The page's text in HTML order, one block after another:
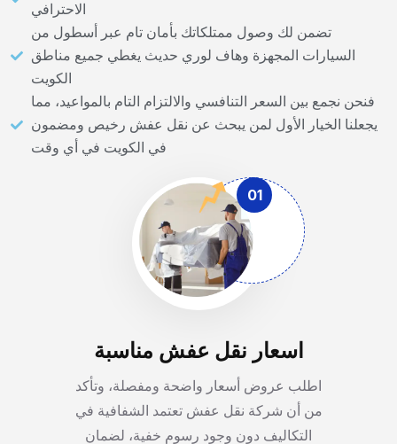
الاحترافي
تضمن لك وصول ممتلكاتك بأمان تام عبر أسطول من
السيارات المجهزة وهاف لوري حديث يغطي جميع مناطق
الكويت
فنحن نجمع بين السعر التنافسي والالتزام التام بالمواعيد، مما
يجعلنا الخيار الأول لمن يبحث عن نقل عفش رخيص ومضمون
في الكويت في أي وقت
01
اسعار نقل عفش مناسبة
اطلب عروض أسعار واضحة ومفصلة، وتأكد
من أن شركة نقل عفش تعتمد الشفافية في
التكاليف دون وجود رسوم خفية، لضمان